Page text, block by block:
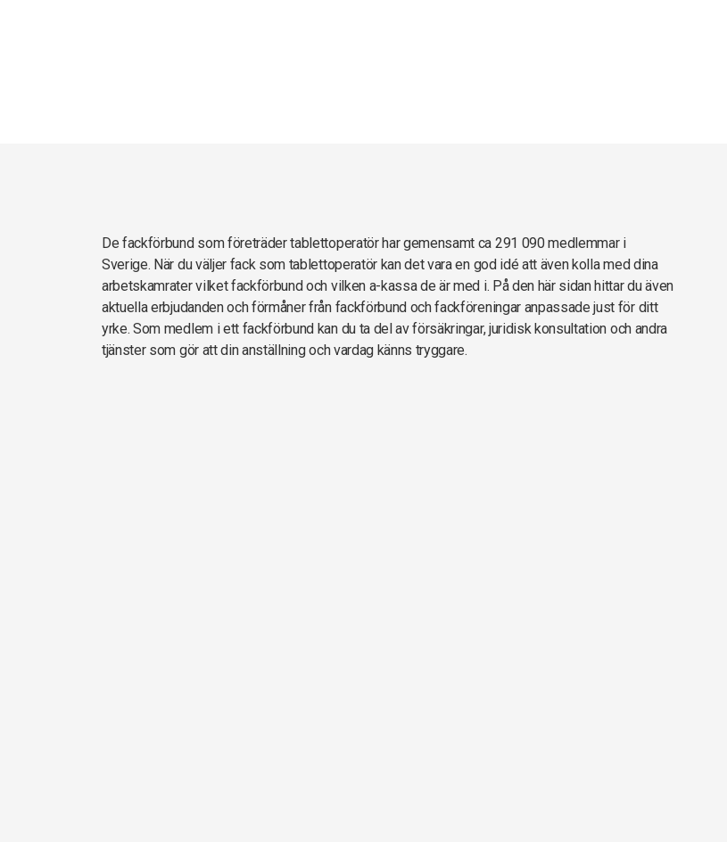
De fackförbund som företräder tablettoperatör har gemensamt ca 291 090 medlemmar i
Sverige. När du väljer fack som tablettoperatör kan det vara en god idé att även kolla med dina
arbetskamrater vilket fackförbund och vilken a-kassa de är med i. På den här sidan hittar du även
aktuella erbjudanden och förmåner från fackförbund och fackföreningar anpassade just för ditt
yrke. Som medlem i ett fackförbund kan du ta del av försäkringar, juridisk konsultation och andra
tjänster som gör att din anställning och vardag känns tryggare.